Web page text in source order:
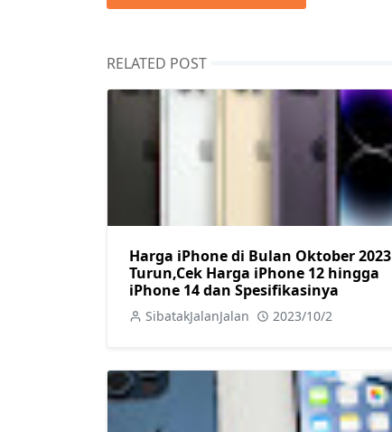
RELATED POST
Harga iPhone di Bulan Oktober 2023
Turun,Cek Harga iPhone 12 hingga
iPhone 14 dan Spesifikasinya
SibatakJalanJalan 2023/10/2